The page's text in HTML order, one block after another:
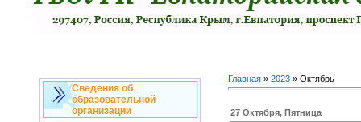
Сведения об
образовательной
организации
Главная » 2023 » Октябрь
27 Октября, Пятница